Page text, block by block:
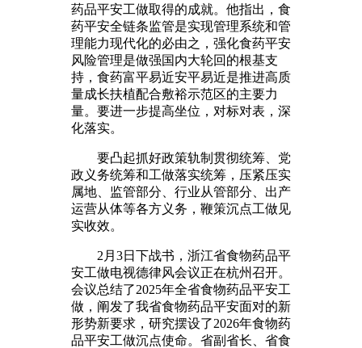
药品平安工做取得的成就。他指出，食
药平安全链条监管是实现管理系统和管
理能力现代化的必由之，强化食药平安
风险管理是做强国内大轮回的根基支
持，食药富平易近安平易近是推进高质
量成长扶植配合敷裕示范区的主要力
量。要进一步提高坐位，对标对表，深
化落实。
要凸起抓好政策轨制贯彻统筹、党
政义务统筹和工做落实统筹，压紧压实
属地、监管部分、行业从管部分、出产
运营从体等各方义务，鞭策沉点工做见
实收效。
2月3日下战书，浙江省食物药品平
安工做电视德律风会议正在杭州召开。
会议总结了2025年全省食物药品平安工
做，阐发了我省食物药品平安面对的新
形势新要求，研究摆设了2026年食物药
品平安工做沉点使命。省副省长、省食